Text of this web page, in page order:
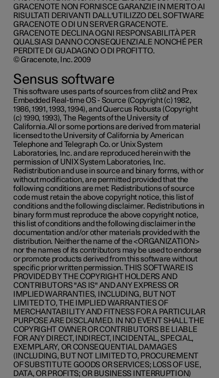
GRACENOTE NON FORNISCE GARANZIE IN MERITO AI
RISULTATI DERIVANTI DALL'UTILIZZO DEL SOFTWARE
GRACENOTE O DI UN SERVER GRACENOTE.
GRACENOTE DECLINA OGNI RESPONSABILITÀ PER
QUALSIASI DANNO CONSEQUENZIALE NONCHÉ PER
PERDITE DI GUADAGNO O DI PROFITTO.
© Gracenote, Inc. 2009
Sensus software
This software uses parts of sources from clib2 and Prex
Embedded Real-time OS - Source (Copyright (c) 1982,
1986, 1991, 1993, 1994), and Quercus Robusta (Copyright
(c) 1990, 1993), The Regents of the University of
California.All or some portions are derived from material
licensed to the University of California by American
Telephone and Telegraph Co. or Unix System
Laboratories, Inc. and are reproduced herein with the
permission of UNIX System Laboratories, Inc.
Redistribution and use in source and binary forms, with or
without modification, are permitted provided that the
following conditions are met: Redistributions of source
code must retain the above copyright notice, this list of
conditions and the following disclaimer. Redistributions in
binary form must reproduce the above copyright notice,
this list of conditions and the following disclaimer in the
documentation and/or other materials provided with the
distribution. Neither the name of the <ORGANIZATION>
nor the names of its contributors may be used to endorse
or promote products derived from this software without
specific prior written permission. THIS SOFTWARE IS
PROVIDED BY THE COPYRIGHT HOLDERS AND
CONTRIBUTORS "AS IS" AND ANY EXPRESS OR
IMPLIED WARRANTIES, INCLUDING, BUT NOT
LIMITED TO, THE IMPLIED WARRANTIES OF
MERCHANTABILITY AND FITNESS FOR A PARTICULAR
PURPOSE ARE DISCLAIMED. IN NO EVENT SHALL THE
COPYRIGHT OWNER OR CONTRIBUTORS BE LIABLE
FOR ANY DIRECT, INDIRECT, INCIDENTAL, SPECIAL,
EXEMPLARY, OR CONSEQUENTIAL DAMAGES
(INCLUDING, BUT NOT LIMITED TO, PROCUREMENT
OF SUBSTITUTE GOODS OR SERVICES; LOSS OF USE,
DATA, OR PROFITS; OR BUSINESS INTERRUPTION)